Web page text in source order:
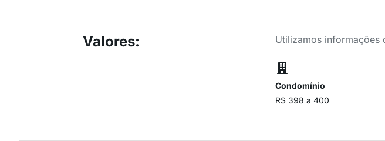
Valores: Utilizamos informações
Condomínio
R$ 398 a 400